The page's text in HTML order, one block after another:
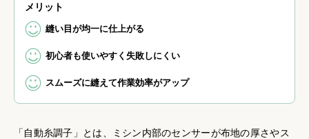
メリット
縫い目が均一に仕上がる
初心者も使いやすく失敗しにくい
スムーズに縫えて作業効率がアップ
「自動糸調子」とは、ミシン内部のセンサーが布地の厚さやス